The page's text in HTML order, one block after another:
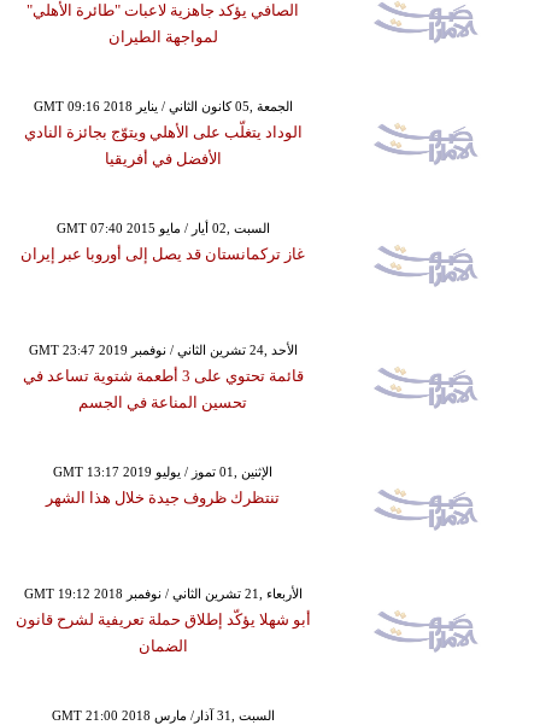
الصافي يؤكد جاهزية لاعبات "طائرة الأهلي"
لمواجهة الطيران
GMT 09:16 2018 الجمعة ,05 كانون الثاني / يناير
الوداد يتغلّب على الأهلي ويتوّج بجائزة النادي
الأفضل في أفريقيا
GMT 07:40 2015 السبت ,02 أيار / مايو
غاز تركمانستان قد يصل إلى أوروبا عبر إيران
GMT 23:47 2019 الأحد ,24 تشرين الثاني / نوفمبر
قائمة تحتوي على 3 أطعمة شتوية تساعد في
تحسين المناعة في الجسم
GMT 13:17 2019 الإثنين ,01 تموز / يوليو
تنتظرك ظروف جيدة خلال هذا الشهر
GMT 19:12 2018 الأربعاء ,21 تشرين الثاني / نوفمبر
أبو شهلا يؤكّد إطلاق حملة تعريفية لشرح قانون
الضمان
GMT 21:00 2018 السبت ,31 آذار/ مارس